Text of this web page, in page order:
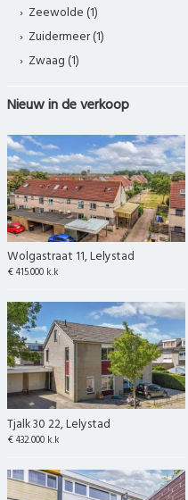
Zeewolde (1)
Zuidermeer (1)
Zwaag (1)
Nieuw in de verkoop
Wolgastraat 11, Lelystad
€ 415.000 k.k
Tjalk 30 22, Lelystad
€ 432.000 k.k